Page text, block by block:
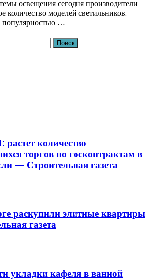
освещения сегодня производители
количество моделей светильников.
популярностью …
количество
торгов по госконтрактам в
— Строительная газета
раскупили элитные квартиры
газета
укладки кафеля в ванной